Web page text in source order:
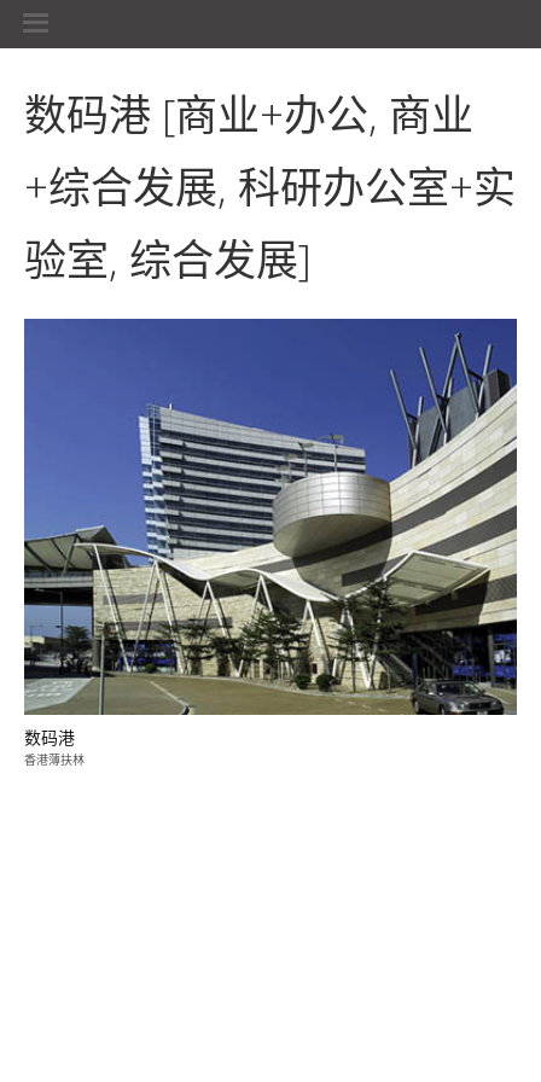
数码港 [商业+办公, 商业
+综合发展, 科研办公室+实
验室, 综合发展]
数码港
香港薄扶林